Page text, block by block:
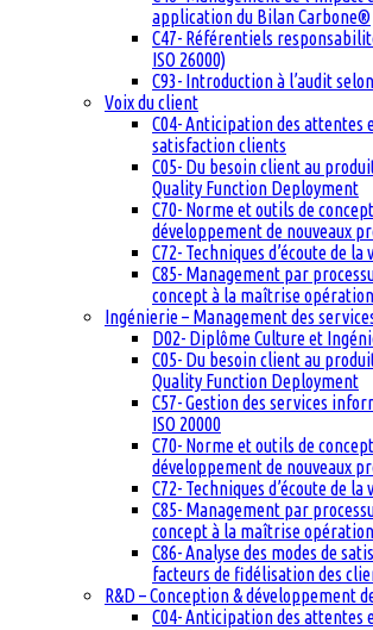
application du Bilan Carbone®
C47- Référentiels
ISO 26000)
C93- Introduction à l’audit
Voix du client
C04- Anticipation des attentes
satisfaction clients
C05- Du besoin client au
Quality Function Deployment
C70- Norme et outils de
développement de nouveaux
C72- Techniques d’écoute de
C85- Management par
concept à la maîtrise
Ingénierie – Management des
D02- Diplôme Culture et
C05- Du besoin client au
Quality Function Deployment
C57- Gestion des services
ISO 20000
C70- Norme et outils de
développement de nouveaux
C72- Techniques d’écoute de
C85- Management par
concept à la maîtrise
C86- Analyse des modes de
facteurs de fidélisation des
R&D – Conception & développement
C04- Anticipation des attentes